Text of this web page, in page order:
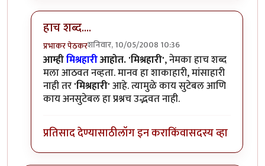
हाच शब्द....
प्रभाकर पेठकरशनिवार, 10/05/2008 10:36
In reply toमस्त लिहिलेत प्रभाकर काका .byवेताळ
आम्हीमिश्रहारीआहोत.'मिश्रहारी', नेमका हाच शब्द
मला आठवत नव्हता. मानव हा शाकाहारी, मांसाहारी
नाही तर'मिश्रहारी'आहे. त्यामुळे काय सुटेबल आणि
काय अनसुटेबल हा प्रश्नच उद्भवत नाही.
प्रतिसाद देण्यासाठीलॉग इन कराकिंवासदस्य व्हा